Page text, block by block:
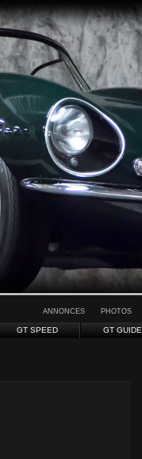
ANNONCES PHOTOS
GT SPEED GT GUIDE